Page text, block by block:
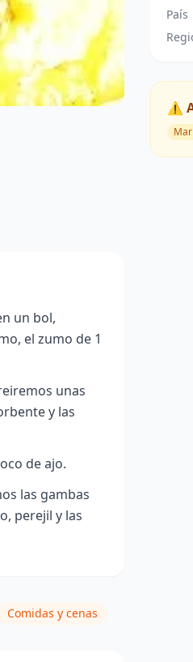
un bol,
el zumo de 1
unas
y las
de ajo.
las gambas
perejil y las
Comidas y cenas
País
⚠️